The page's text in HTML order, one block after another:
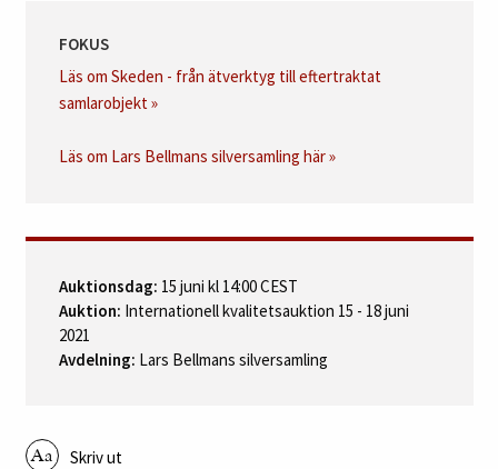
FOKUS
Läs om Skeden - från ätverktyg till eftertraktat
samlarobjekt »
Läs om Lars Bellmans silversamling här »
Auktionsdag: 15 juni kl 14:00 CEST
Auktion: Internationell kvalitetsauktion 15 - 18 juni
2021
Avdelning: Lars Bellmans silversamling
Skriv ut